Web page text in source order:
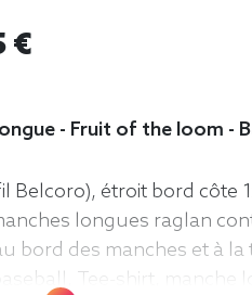
€
- Fruit of the loom -
Belcoro), étroit bord côte
longues raglan
bord des manches et à la
Tee-shirt, manche